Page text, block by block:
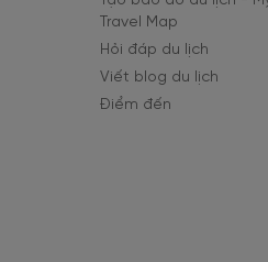
Travel Map
Hỏi đáp du lịch
Viết blog du lịch
Điểm đến